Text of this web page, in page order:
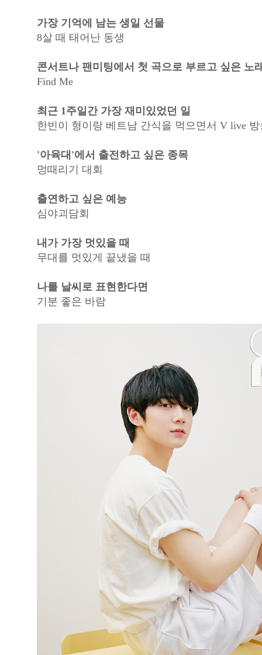
가장 기억에 남는 생일 선물
8살 때 태어난 동생
콘서트나 팬미팅에서 첫 곡으로 부르고 싶은 노
Find Me
최근 1주일간 가장 재미있었던 일
한빈이 형이랑 베트남 간식을 먹으면서 V live
'아육대'에서 출전하고 싶은 종목
멍때리기 대회
출연하고 싶은 예능
심야괴담회
내가 가장 멋있을 때
무대를 멋있게 끝냈을 때
나를 날씨로 표현한다면
기분 좋은 바람